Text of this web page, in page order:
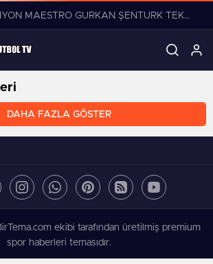
15:37 / ŞAMPİYON MAESTRO GÜRKAN ŞENTÜRK TEKLİFLERİ DEĞERLENDİRİYOR!
DAHA FAZLA GÖSTER
ekibi tarafından üretilmiş premium
spor haberleri temasıdır.